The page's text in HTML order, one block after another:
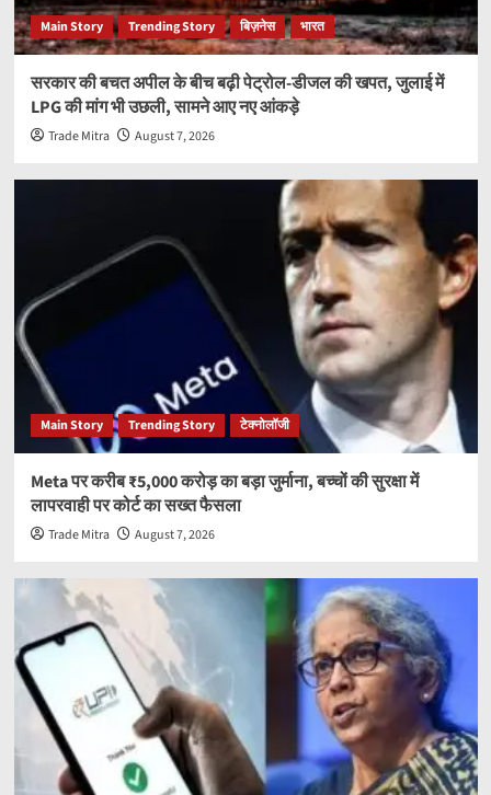
Main Story Trending Story बिज़नेस भारत
सरकार की बचत अपील के बीच बढ़ी पेट्रोल-डीजल की खपत, जुलाई में
LPG की मांग भी उछली, सामने आए नए आंकड़े
Trade Mitra August 7, 2026
Main Story Trending Story टेक्नोलॉजी
Meta पर करीब ₹5,000 करोड़ का बड़ा जुर्माना, बच्चों की सुरक्षा में
लापरवाही पर कोर्ट का सख्त फैसला
Trade Mitra August 7, 2026